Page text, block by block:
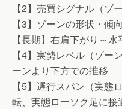
【2】売買シグナル（ゾ
【3】ゾーンの形状・傾
【長期】右肩下がり～水
【4】実勢レベル（ゾー
ーンより下方での推移
【5】遅行スパン（実態
転、実態ローソク足に